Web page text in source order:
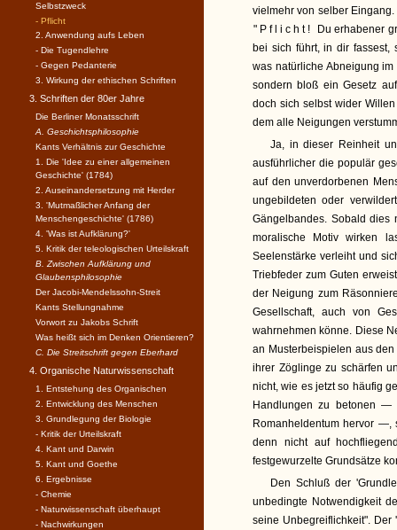
vielmehr von selber
"Pflicht!
Du erhabener
bei sich führt, in dir fassest,
was natürliche Abneigung
sondern bloß ein Gesetz
doch sich selbst wider
dem alle Neigungen
Ja, in dieser Reinheit
ausführlicher die populär
auf den unverdorbenen
ungebildeten oder
Gängelbandes. Sobald dies
moralische Motiv wirken
Seelenstärke verleiht und
Triebfeder zum Guten
der Neigung zum
Gesellschaft, auch von
wahrnehmen könne. Diese
an Musterbeispielen aus
ihrer Zöglinge zu schärfen
nicht, wie es jetzt so häufig
Handlungen zu betonen —
Romanheldentum hervor —,
denn nicht auf
festgewurzelte Grundsätze
Den Schluß der
unbedingte Notwendigkeit
seine Unbegreiflichkeit". Der
Selbstzweck
- Pflicht
2. Anwendung aufs Leben
- Die Tugendlehre
- Gegen Pedanterie
3. Wirkung der ethischen Schriften
3. Schriften der 80er Jahre
Die Berliner Monatsschrift
A. Geschichtsphilosophie
Kants Verhältnis zur Geschichte
1. Die 'Idee zu einer allgemeinen
Geschichte' (1784)
2. Auseinandersetzung mit Herder
3. 'Mutmaßlicher Anfang der
Menschengeschichte' (1786)
4. 'Was ist Aufklärung?'
5. Kritik der teleologischen Urteilskraft
B. Zwischen Aufklärung und
Glaubensphilosophie
Der Jacobi-Mendelssohn-Streit
Kants Stellungnahme
Vorwort zu Jakobs Schrift
Was heißt sich im Denken Orientieren?
C. Die Streitschrift gegen Eberhard
4. Organische Naturwissenschaft
1. Entstehung des Organischen
2. Entwicklung des Menschen
3. Grundlegung der Biologie
- Kritik der Urteilskraft
4. Kant und Darwin
5. Kant und Goethe
6. Ergebnisse
- Chemie
- Naturwissenschaft überhaupt
- Nachwirkungen